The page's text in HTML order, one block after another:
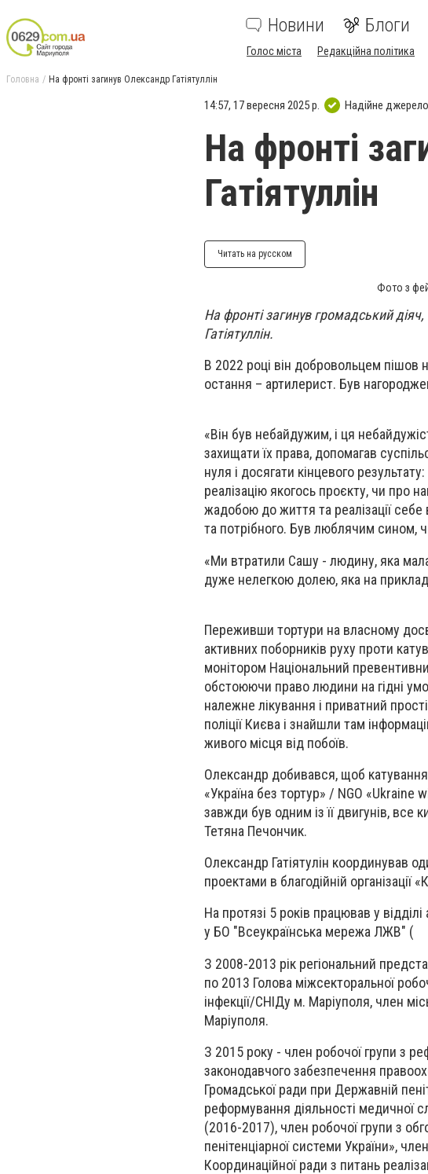
Новини Блоги
Голос міста Редакційна політика
Головна На фронті загинув Олександр Гатіятуллін
14:57, 17 вересня 2025 р. Надійне джерело
На фронті
Гатіятуллін
Читать на русском
Фото з
На фронті загинув громадський
Гатіятуллін.
В 2022 році він добровольцем пішов
остання – артилерист. Був
«Він був небайдужим, і ця
захищати їх права, допомагав
нуля і досягати кінцевого
реалізацію якогось проєкту, чи про
жадобою до життя та реалізації себе
та потрібного. Був люблячим сином,
«Ми втратили Сашу - людину, яка
дуже нелегкою долею, яка на
Переживши тортури на власному
активних поборників руху проти
монітором Національний
обстоюючи право людини на гідні
належне лікування і приватний
поліції Києва і знайшли там
живого місця від побоїв.
Олександр добивався, щоб
«Україна без тортур» / NGO «Ukraine
завжди був одним із її двигунів, все
Тетяна Печончик.
Олександр Гатіятулін координував
проектами в благодійній організації
На протязі 5 років працював у
у БО "Всеукраїнська мережа ЛЖВ" (
З 2008-2013 рік регіональний
по 2013 Голова міжсекторальної
інфекції/СНІДу м. Маріуполя, член
Маріуполя.
З 2015 року - член робочої групи з
законодавчого забезпечення
Громадської ради при Державній
реформування діяльності медичної
(2016-2017), член робочої групи з
пенітенціарної системи України»,
Координаційної ради з питань